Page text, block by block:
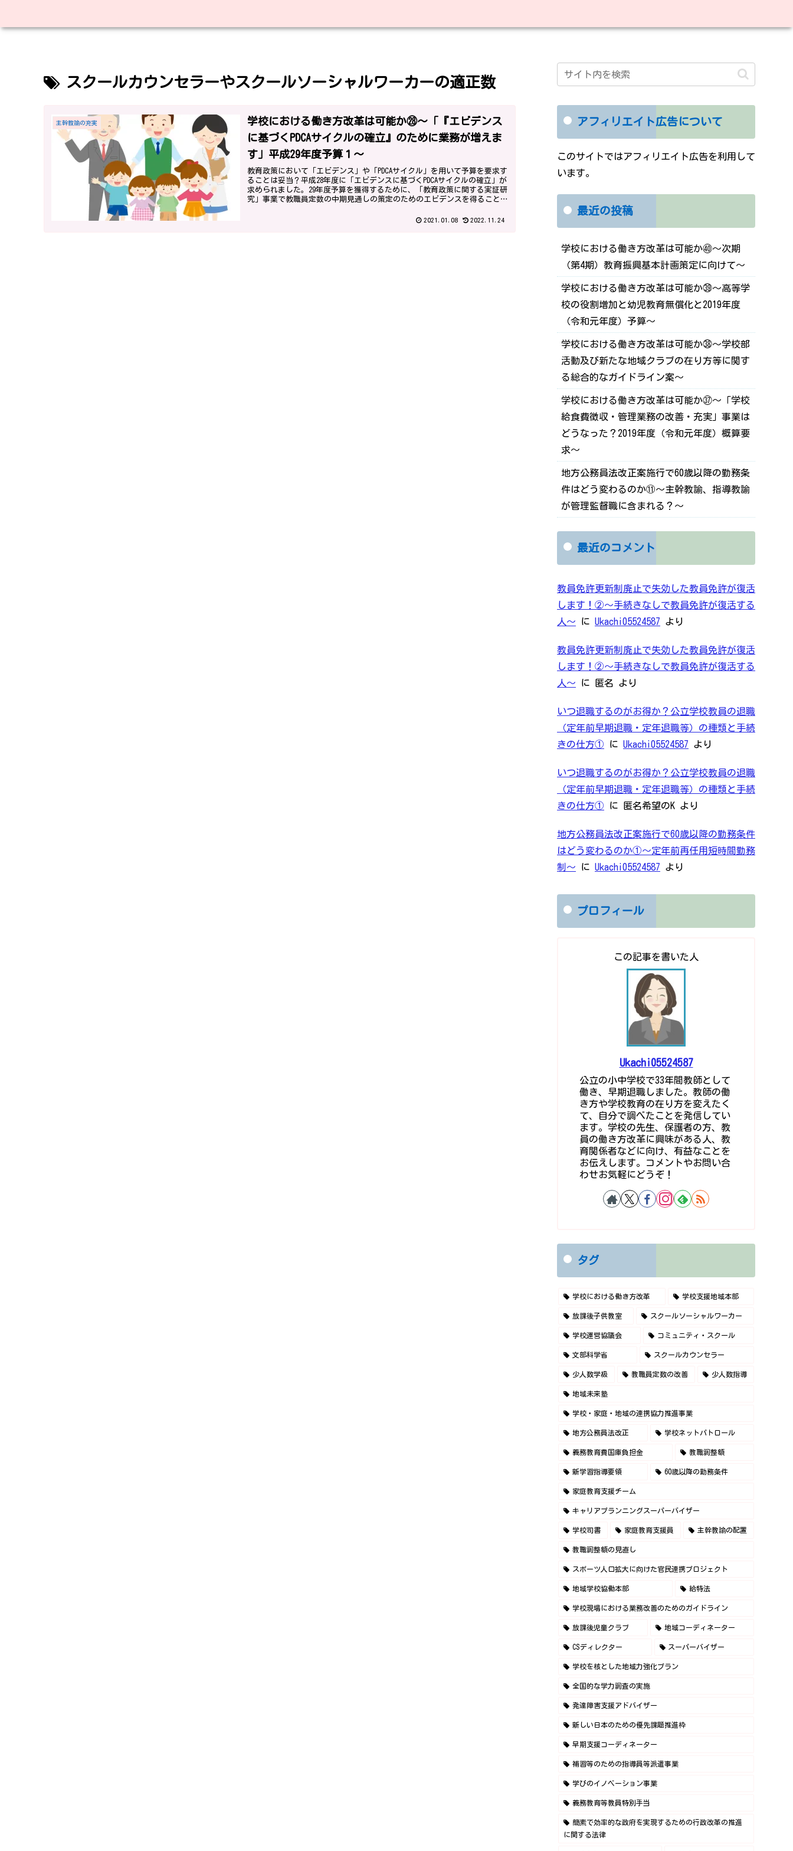
スクールカウンセラーやスクールソーシャルワーカーの適正数
主幹教諭の充実
学校における働き方改革は可能か㉘～「『エビデンス
に基づくPDCAサイクルの確立』のために業務が増えま
す」平成29年度予算１～
教育政策において「エビデンス」や「PDCAサイクル」を用いて予算を要求す
ることは妥当？平成28年度に「エビデンスに基づくPDCAサイクルの確立」が
求められました。29年度予算を獲得するために、「教育政策に関する実証研
究」事業で教職員定数の中期見通しの策定のためのエビデンスを得ること
2021.01.08 2022.11.24
アフィリエイト広告について
このサイトではアフィリエイト広告を利用して
います。
最近の投稿
学校における働き方改革は可能か㊵～次期
（第4期）教育振興基本計画策定に向けて～
学校における働き方改革は可能か㊴～高等学
校の役割増加と幼児教育無償化と2019年度
（令和元年度）予算～
学校における働き方改革は可能か㊳～学校部
活動及び新たな地域クラブの在り方等に関す
る総合的なガイドライン案～
学校における働き方改革は可能か㊲～「学校
給食費徴収・管理業務の改善・充実」事業は
どうなった？2019年度（令和元年度）概算要
求～
地方公務員法改正案施行で60歳以降の勤務条
件はどう変わるのか⑪～主幹教諭、指導教諭
が管理監督職に含まれる？～
最近のコメント
教員免許更新制廃止で失効した教員免許が復活
します！②～手続きなしで教員免許が復活する
人～ に Ukachi05524587 より
教員免許更新制廃止で失効した教員免許が復活
します！②～手続きなしで教員免許が復活する
人～ に 匿名 より
いつ退職するのがお得か？公立学校教員の退職
（定年前早期退職・定年退職等）の種類と手続
きの仕方① に Ukachi05524587 より
いつ退職するのがお得か？公立学校教員の退職
（定年前早期退職・定年退職等）の種類と手続
きの仕方① に 匿名希望のK より
地方公務員法改正案施行で60歳以降の勤務条件
はどう変わるのか①～定年前再任用短時間勤務
制～ に Ukachi05524587 より
プロフィール
この記事を書いた人
Ukachi05524587
公立の小中学校で33年間教師として
働き、早期退職しました。教師の働
き方や学校教育の在り方を変えたく
て、自分で調べたことを発信してい
ます。学校の先生、保護者の方、教
員の働き方改革に興味がある人、教
育関係者などに向け、有益なことを
お伝えします。コメントやお問い合
わせお気軽にどうぞ！
タグ
学校における働き方改革 学校支援地域本部
放課後子供教室 スクールソーシャルワーカー
学校運営協議会 コミュニティ・スクール
文部科学省 スクールカウンセラー
少人数学級 教職員定数の改善 少人数指導
地域未来塾
学校・家庭・地域の連携協力推進事業
地方公務員法改正 学校ネットパトロール
義務教育費国庫負担金 教職調整額
新学習指導要領 60歳以降の勤務条件
家庭教育支援チーム
キャリアプランニングスーパーバイザー
学校司書 家庭教育支援員 主幹教諭の配置
教職調整額の見直し
スポーツ人口拡大に向けた官民連携プロジェクト
地域学校協働本部 給特法
学校現場における業務改善のためのガイドライン
放課後児童クラブ 地域コーディネーター
CSディレクター スーパーバイザー
学校を核とした地域力強化プラン
全国的な学力調査の実施
発達障害支援アドバイザー
新しい日本のための優先課題推進枠
早期支援コーディネーター
補習等のための指導員等派遣事業
学びのイノベーション事業
義務教育等教員特別手当
簡素で効率的な政府を実現するための行政改革の推進
に関する法律